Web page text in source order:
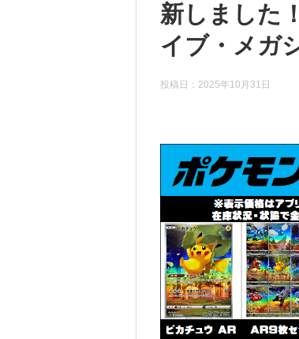
新しました
イブ・メガ
投稿日： 2025年10月31日